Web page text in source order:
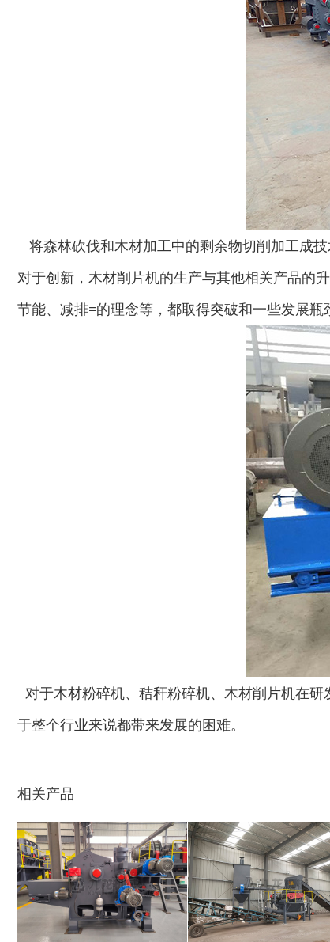
将森林砍伐和木材加工中的剩余物切削加工成
对于创新，木材削片机的生产与其他相关产品的
节能、减排=的理念等，都取得突破和一些发展瓶
对于木材粉碎机、秸秆粉碎机、木材削片机在
于整个行业来说都带来发展的困难。
相关产品